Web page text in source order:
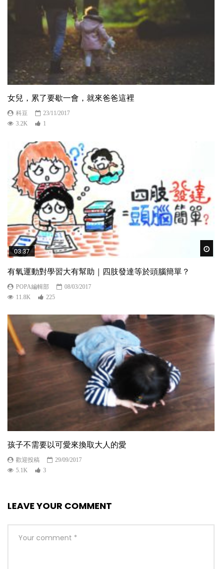
女兒，累了要歇一會，就來爸爸這裡
科豆
23/11/2017
3.2K
1
03:37
有氧運動對學習大有幫助｜四肢發達等於頭腦簡單？
POPA編輯部
08/03/2017
11.8K
225
孩子不需要以可愛來換取大人的愛
歡迎投稿
29/09/2017
5.1K
3
LEAVE YOUR COMMENT